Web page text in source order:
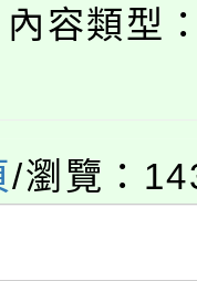
龍潭區
動會8/
舉行。
戶享有免
容類型
/瀏覽：